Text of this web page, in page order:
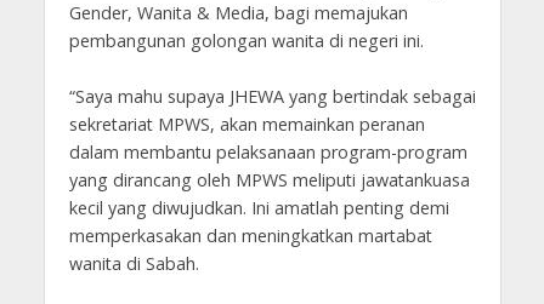
Gender, Wanita & Media, bagi memajukan
pembangunan golongan wanita di negeri ini.
“Saya mahu supaya JHEWA yang bertindak sebagai
sekretariat MPWS, akan memainkan peranan
dalam membantu pelaksanaan program-program
yang dirancang oleh MPWS meliputi jawatankuasa
kecil yang diwujudkan. Ini amatlah penting demi
memperkasakan dan meningkatkan martabat
wanita di Sabah.